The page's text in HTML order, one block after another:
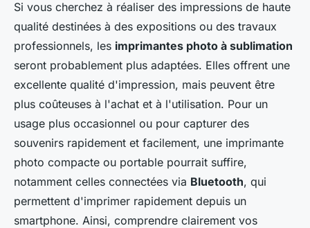
Si vous cherchez à réaliser des impressions de haute
qualité destinées à des expositions ou des travaux
professionnels, les imprimantes photo à sublimation
seront probablement plus adaptées. Elles offrent une
excellente qualité d'impression, mais peuvent être
plus coûteuses à l'achat et à l'utilisation. Pour un
usage plus occasionnel ou pour capturer des
souvenirs rapidement et facilement, une imprimante
photo compacte ou portable pourrait suffire,
notamment celles connectées via Bluetooth, qui
permettent d'imprimer rapidement depuis un
smartphone. Ainsi, comprendre clairement vos